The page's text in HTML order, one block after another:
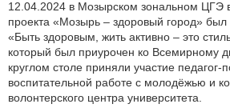
12.04.2024 в Мозырском зональном ЦГЭ
проекта «Мозырь – здоровый город» был
«Быть здоровым, жить активно – это
который был приурочен ко Всемирному
круглом столе приняли участие педагог-
воспитательной работе с молодёжью и
волонтерского центра университета.